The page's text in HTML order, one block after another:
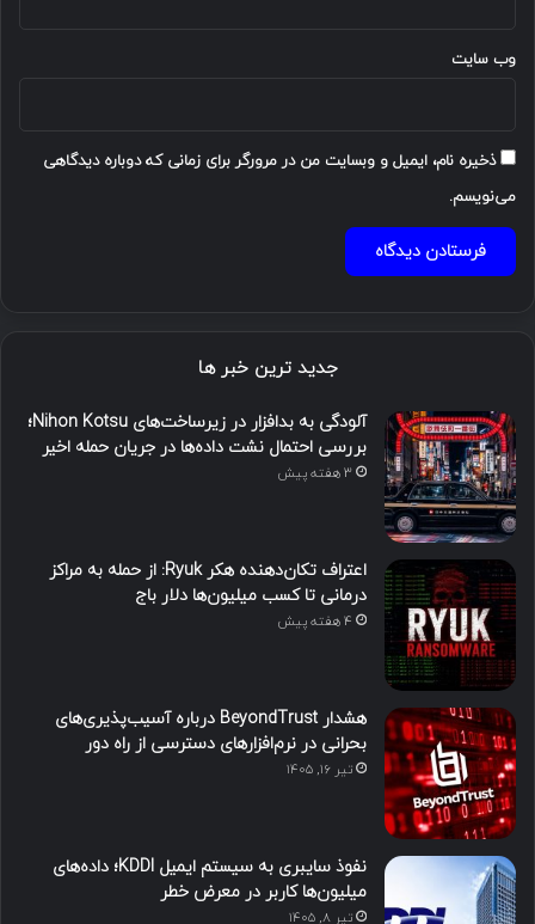
وب‌ سایت
ذخیره نام، ایمیل و وبسایت من در مرورگر برای زمانی که دوباره دیدگاهی
می‌نویسم.
جدید ترین خبر ها
آلودگی به بدافزار در زیرساخت‌های Nihon Kotsu؛
بررسی احتمال نشت داده‌ها در جریان حمله اخیر
3 هفته پیش
اعتراف تکان‌دهنده هکر Ryuk: از حمله به مراکز
درمانی تا کسب میلیون‌ها دلار باج
4 هفته پیش
هشدار BeyondTrust درباره آسیب‌پذیری‌های
بحرانی در نرم‌افزارهای دسترسی از راه دور
تیر ۱۶, ۱۴۰۵
نفوذ سایبری به سیستم ایمیل KDDI؛ داده‌های
میلیون‌ها کاربر در معرض خطر
تیر ۸, ۱۴۰۵